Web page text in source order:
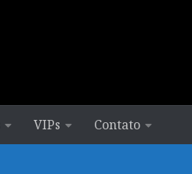
VIPs Contato